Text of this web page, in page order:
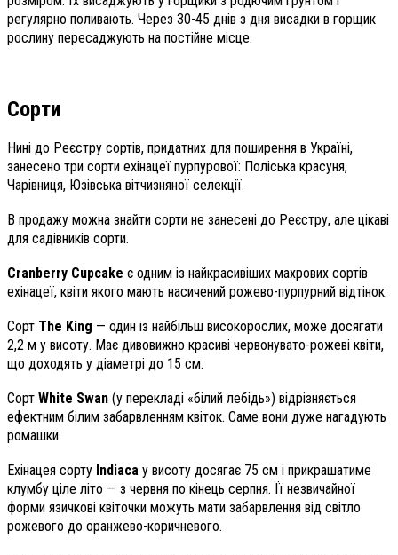
регулярно поливають. Через 30-45 днів з дня висадки в горщик
рослину пересаджують на постійне місце.
Сорти
Нині до Реєстру сортів, придатних для поширення в Україні,
занесено три сорти ехінацеї пурпурової: Поліська красуня,
Чарівниця, Юзівська вітчизняної селекції.
В продажу можна знайти сорти не занесені до Реєстру, але цікаві
для садівників сорти.
Cranberry Cupcake є одним із найкрасивіших махрових сортів
ехінацеї, квіти якого мають насичений рожево-пурпурний відтінок.
Сорт The King — один із найбільш високорослих, може досягати
2,2 м у висоту. Має дивовижно красиві червонувато-рожеві квіти,
що доходять у діаметрі до 15 см.
Сорт White Swan (у перекладі «білий лебідь») відрізняється
ефектним білим забарвленням квіток. Саме вони дуже нагадують
ромашки.
Ехінацея сорту Indiaca у висоту досягає 75 см і прикрашатиме
клумбу ціле літо — з червня по кінець серпня. Її незвичайної
форми язичкові квіточки можуть мати забарвлення від світло
рожевого до оранжево-коричневого.